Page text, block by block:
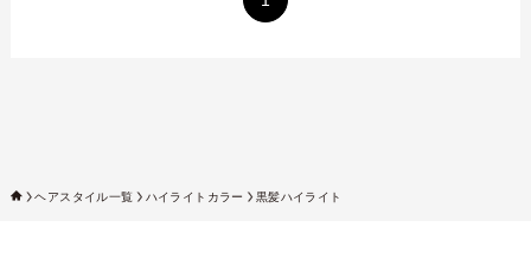
ヘアスタイル一覧 ハイライトカラー 黒髪ハイライト